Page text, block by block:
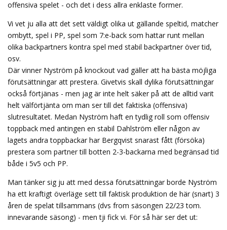
offensiva spelet - och det i dess allra enklaste former.
Vi vet ju alla att det sett väldigt olika ut gällande speltid, matcher
ombytt, spel i PP, spel som 7:e-back som hattar runt mellan
olika backpartners kontra spel med stabil backpartner över tid,
osv.
Där vinner Nyström på knockout vad gäller att ha bästa möjliga
förutsättningar att prestera. Givetvis skall dylika förutsättningar
också förtjänas - men jag är inte helt säker på att de alltid varit
helt välförtjänta om man ser till det faktiska (offensiva)
slutresultatet. Medan Nyström haft en tydlig roll som offensiv
toppback med antingen en stabil Dahlström eller någon av
lagets andra toppbackar har Bergqvist snarast fått (försöka)
prestera som partner till botten 2-3-backarna med begränsad tid
både i 5v5 och PP.
Man tänker sig ju att med dessa förutsättningar borde Nyström
ha ett kraftigt överläge sett till faktisk produktion de här (snart) 3
åren de spelat tillsammans (dvs from säsongen 22/23 tom.
innevarande säsong) - men tji fick vi. För så här ser det ut: